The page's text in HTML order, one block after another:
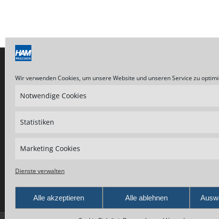
Wir verwenden Cookies, um unsere Website und unseren Service zu
Notwendige Cookies
Statistiken
Marketing Cookies
Dienste verwalten
Alle akzeptieren Alle ablehnen
WICHTIGE LINKS
Impressum
Cookie Richtlinie
HAM